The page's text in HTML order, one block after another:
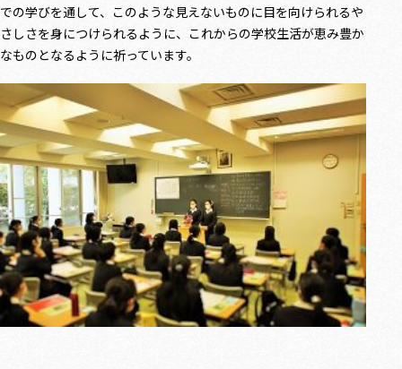
での学びを通して、このような見えないものに目を向けられるや
さしさを身につけられるように、これからの学校生活が恵み豊か
なものとなるように祈っています。